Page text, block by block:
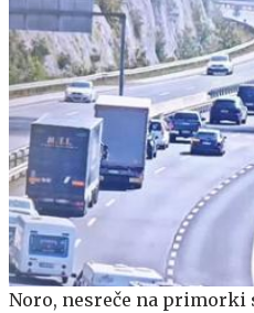
Noro, nesreče na primorki